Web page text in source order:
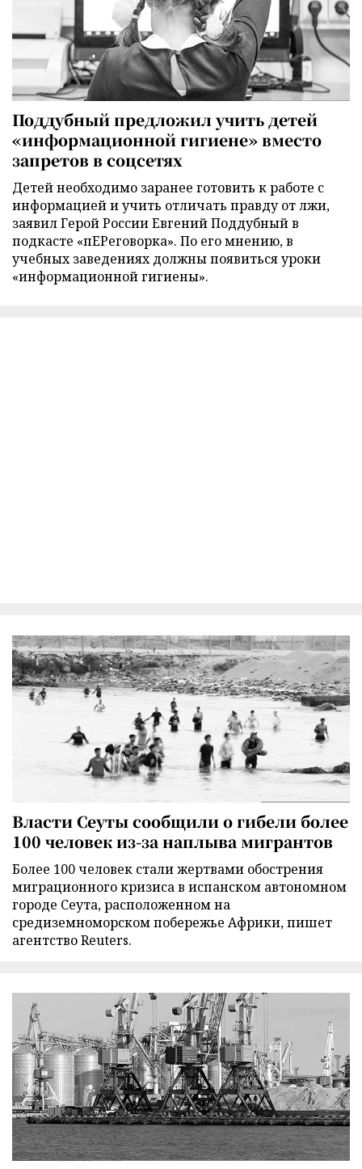
Поддубный предложил учить детей
«информационной гигиене» вместо
запретов в соцсетях
Детей необходимо заранее готовить к работе с
информацией и учить отличать правду от лжи,
заявил Герой России Евгений Поддубный в
подкасте «пЕРеговорка». По его мнению, в
учебных заведениях должны появиться уроки
«информационной гигиены».
Власти Сеуты сообщили о гибели более
100 человек из-за наплыва мигрантов
Более 100 человек стали жертвами обострения
миграционного кризиса в испанском автономном
городе Сеута, расположенном на
средиземноморском побережье Африки, пишет
агентство Reuters.